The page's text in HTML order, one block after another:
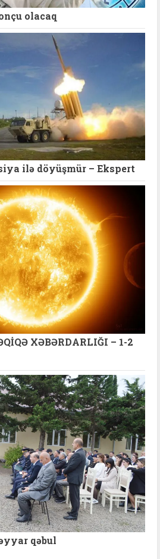
olacaq
ilə döyüşmür – Ekspert
XƏBƏRDARLIĞI – 1-2
qəbul